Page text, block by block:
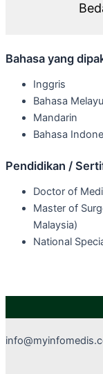
Bahasa yang
Inggris
Bahasa Melayu
Mandarin
Bahasa
Pendidikan /
Doctor of
Master of
Malaysia)
National